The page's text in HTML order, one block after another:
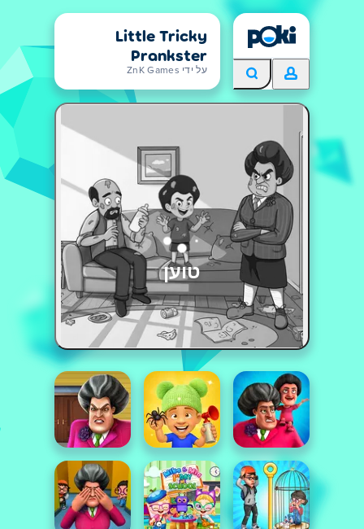
Little Tricky
Prankster
על ידי ZnK Games
טוען